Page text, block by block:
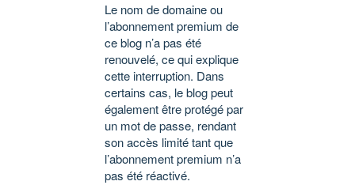
Le nom de domaine ou
l’abonnement premium de
ce blog n’a pas été
renouvelé, ce qui explique
cette interruption. Dans
certains cas, le blog peut
également être protégé par
un mot de passe, rendant
son accès limité tant que
l’abonnement premium n’a
pas été réactivé.